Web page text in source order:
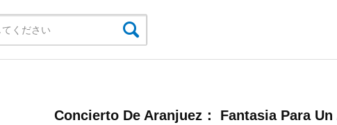
Concierto De Aranjuez： Fantasia Para